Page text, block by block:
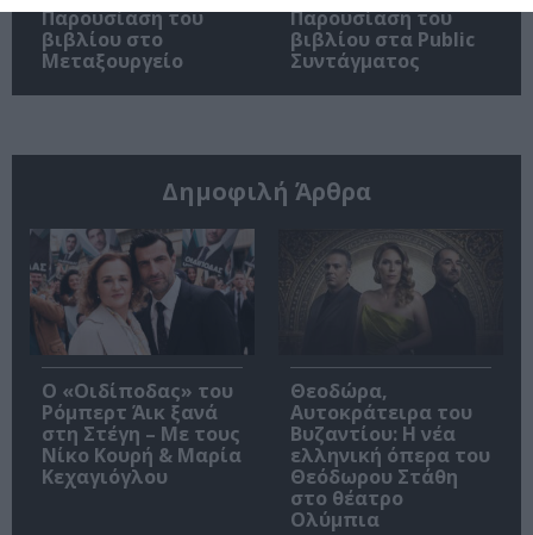
Παρουσίαση του
βιβλίου στο
Μεταξουργείο
Παρουσίαση του
βιβλίου στα Public
Συντάγματος
Δημοφιλή Άρθρα
O «Οιδίποδας» του
Ρόμπερτ Άικ ξανά
στη Στέγη – Με τους
Νίκο Κουρή & Μαρία
Κεχαγιόγλου
Θεοδώρα,
Αυτοκράτειρα του
Βυζαντίου: Η νέα
ελληνική όπερα του
Θεόδωρου Στάθη
στο θέατρο
Ολύμπια